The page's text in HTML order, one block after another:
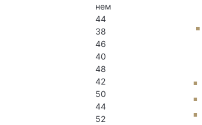
нем
44
38
46
40
48
42
50
44
52